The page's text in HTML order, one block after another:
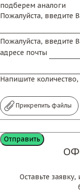
подберем аналоги
Пожалуйста, введите
Пожалуйста, введите
адресе почты
Напишите
Прикрепить файлы
Оставьте